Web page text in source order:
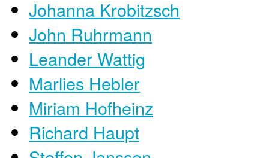
Johanna Krobitzsch
John Ruhrmann
Leander Wattig
Marlies Hebler
Miriam Hofheinz
Richard Haupt